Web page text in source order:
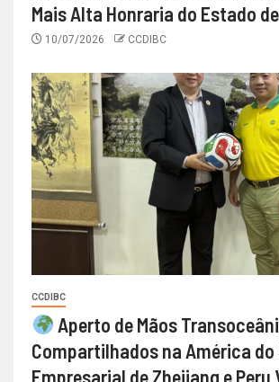
Mais Alta Honraria do Estado
10/07/2026 CCDIBC
CCDIBC
Aperto de Mãos
Compartilhados na América do
Empresarial de Zhejiang e Peru